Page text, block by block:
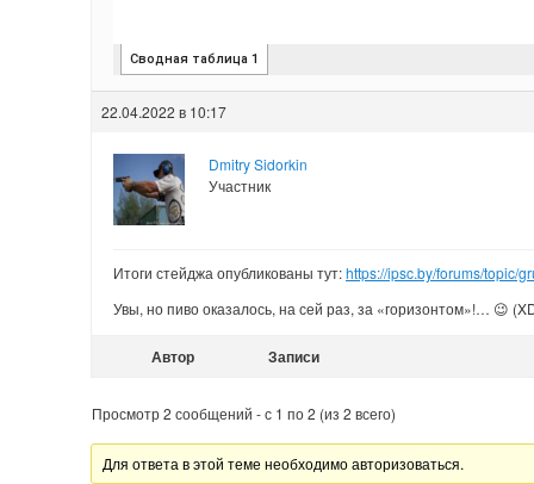
22.04.2022 в 10:17
Dmitry Sidorkin
Участник
Итоги стейджа опубликованы тут:https://ipsc.by/forums/topic/
Увы, но пиво оказалось, на сей раз, за «горизонтом»!… 😉
Автор Записи
Просмотр 2 сообщений - с 1 по 2 (из 2 всего)
Для ответа в этой теме необходимо авторизоваться.